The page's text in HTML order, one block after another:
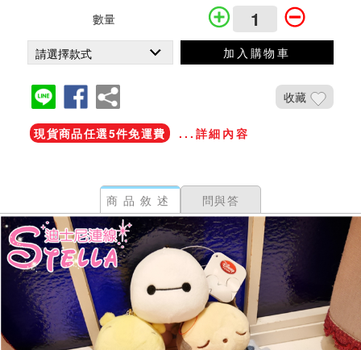
數量
加入購物車
收藏
現貨商品任選5件免運費 ...詳細內容
商品敘述 問與答